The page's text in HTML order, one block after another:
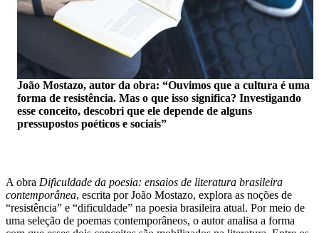
João Mostazo, autor da obra: “Ouvimos que a cultura é uma
forma de resistência. Mas o que isso significa? Investigando
esse conceito, descobri que ele depende de alguns
pressupostos poéticos e sociais”
A obra Dificuldade da poesia: ensaios de literatura brasileira
contemporânea, escrita por João Mostazo, explora as noções de
“resistência” e “dificuldade” na poesia brasileira atual. Por meio de
uma seleção de poemas contemporâneos, o autor analisa a forma